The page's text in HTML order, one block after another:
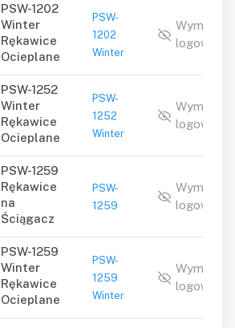
PSW-1202
Winter
Rękawice
Ocieplane
PSW-
1202
Winter
logowanie
PSW-1252
Winter
Rękawice
Ocieplane
PSW-
1252
Winter
logowanie
PSW-1259
Rękawice
na
Ściągacz
PSW-
1259
logowanie
PSW-1259
Winter
Rękawice
Ocieplane
PSW-
1259
Winter
logowanie